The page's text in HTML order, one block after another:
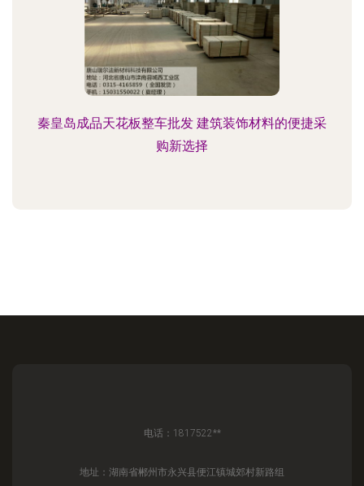
秦皇岛成品天花板整车批发 建筑装饰材料的便捷采
购新选择
电话：1817522**
地址：湖南省郴州市永兴县便江镇城郊村新路组